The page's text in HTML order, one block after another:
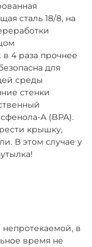
сталь 18/8, на
4 раза прочнее
для
среды
стенки
А (BPA).
крышку,
В этом случае у
непротекаемой, в
время не